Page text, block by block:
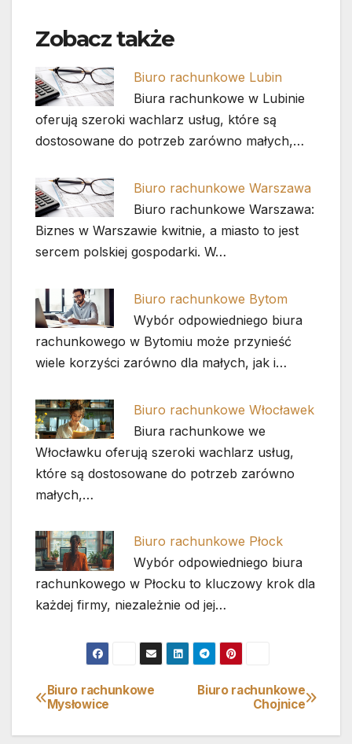
Zobacz także
Biuro rachunkowe Lubin
Biura rachunkowe w Lubinie
oferują szeroki wachlarz usług, które są
dostosowane do potrzeb zarówno małych,…
Biuro rachunkowe Warszawa
Biuro rachunkowe Warszawa:
Biznes w Warszawie kwitnie, a miasto to jest
sercem polskiej gospodarki. W…
Biuro rachunkowe Bytom
Wybór odpowiedniego biura
rachunkowego w Bytomiu może przynieść
wiele korzyści zarówno dla małych, jak i…
Biuro rachunkowe Włocławek
Biura rachunkowe we
Włocławku oferują szeroki wachlarz usług,
które są dostosowane do potrzeb zarówno
małych,…
Biuro rachunkowe Płock
Wybór odpowiedniego biura
rachunkowego w Płocku to kluczowy krok dla
każdej firmy, niezależnie od jej…
Nawigacja
wpisu
Biuro rachunkowe
Chojnice
Biuro rachunkowe
Mysłowice